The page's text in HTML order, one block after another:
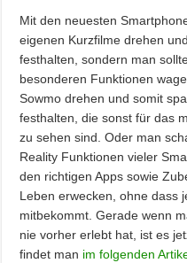
Mit den neuesten
eigenen Kurzfilme drehen
festhalten, sondern man
besonderen Funktionen
Sowmo drehen und somit
festhalten, die sonst für das
zu sehen sind. Oder man
Reality Funktionen vieler
den richtigen Apps sowie
Leben erwecken, ohne dass
mitbekommt. Gerade wenn
nie vorher erlebt hat, ist es
findet man im folgenden